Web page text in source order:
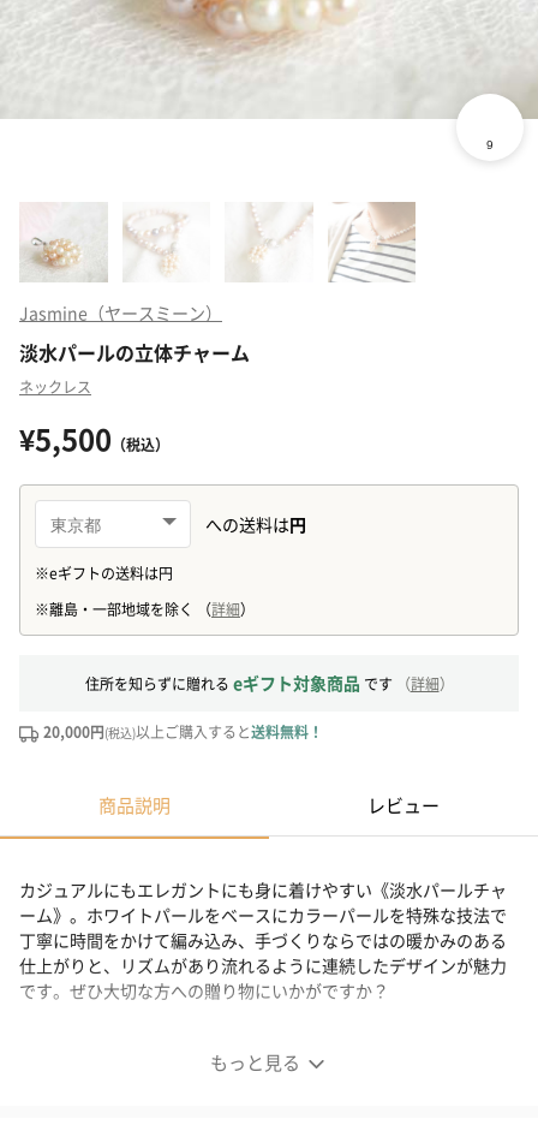
Jasmine（ヤースミーン）
淡水パールの立体チャーム
ネックレス
¥5,500 （税込）
住所を知らずに贈れる eギフト対象商品 です （詳細）
20,000円(税込)以上ご購入すると送料無料！
商品説明 レビュー
もっと見る
カジュアルにもエレガントにも身に着けやすい《淡水パールチャ
ーム》。ホワイトパールをベースにカラーパールを特殊な技法で
丁寧に時間をかけて編み込み、手づくりならではの暖かみのある
仕上がりと、リズムがあり流れるように連続したデザインが魅力
です。ぜひ大切な方への贈り物にいかがですか？